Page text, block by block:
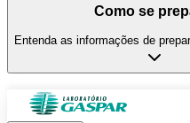
Como se
Entenda as informações de